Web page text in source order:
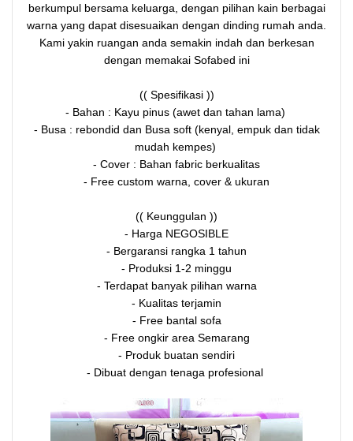
berkumpul bersama keluarga, dengan pilihan kain berbagai
warna yang dapat disesuaikan dengan dinding rumah anda.
Kami yakin ruangan anda semakin indah dan berkesan
dengan memakai Sofabed ini
(( Spesifikasi ))
- Bahan : Kayu pinus (awet dan tahan lama)
- Busa : rebondid dan Busa soft (kenyal, empuk dan tidak
mudah kempes)
- Cover : Bahan fabric berkualitas
- Free custom warna, cover & ukuran
(( Keunggulan ))
- Harga NEGOSIBLE
- Bergaransi rangka 1 tahun
- Produksi 1-2 minggu
- Terdapat banyak pilihan warna
- Kualitas terjamin
- Free bantal sofa
- Free ongkir area Semarang
- Produk buatan sendiri
- Dibuat dengan tenaga profesional